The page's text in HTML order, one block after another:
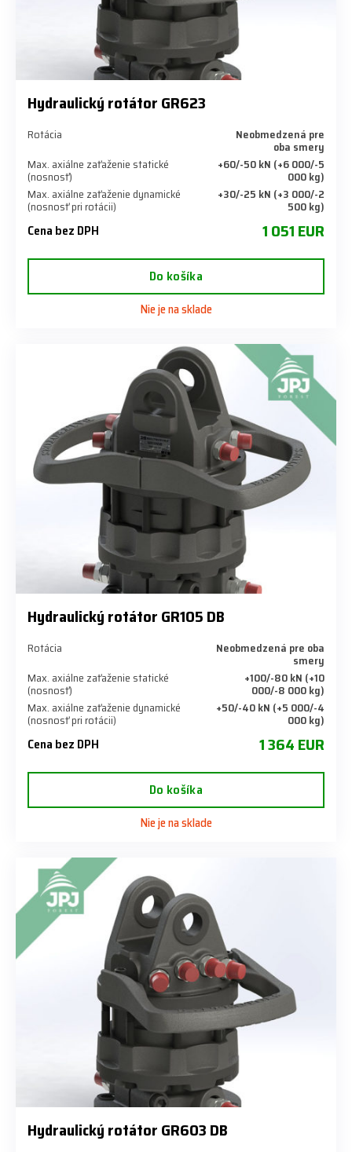
Hydraulický rotátor GR623
Rotácia Neobmedzená pre
oba smery
Max. axiálne zaťaženie statické
(nosnosť)
+60/-50 kN (+6 000/-5
000 kg)
Max. axiálne zaťaženie dynamické
(nosnosť pri rotácii)
+30/-25 kN (+3 000/-2
500 kg)
Cena bez DPH 1 051 EUR
Do košíka
Nie je na sklade
Hydraulický rotátor GR105 DB
Rotácia Neobmedzená pre oba
smery
Max. axiálne zaťaženie statické
(nosnosť)
+100/-80 kN (+10
000/-8 000 kg)
Max. axiálne zaťaženie dynamické
(nosnosť pri rotácii)
+50/-40 kN (+5 000/-4
000 kg)
Cena bez DPH 1 364 EUR
Do košíka
Nie je na sklade
Hydraulický rotátor GR603 DB